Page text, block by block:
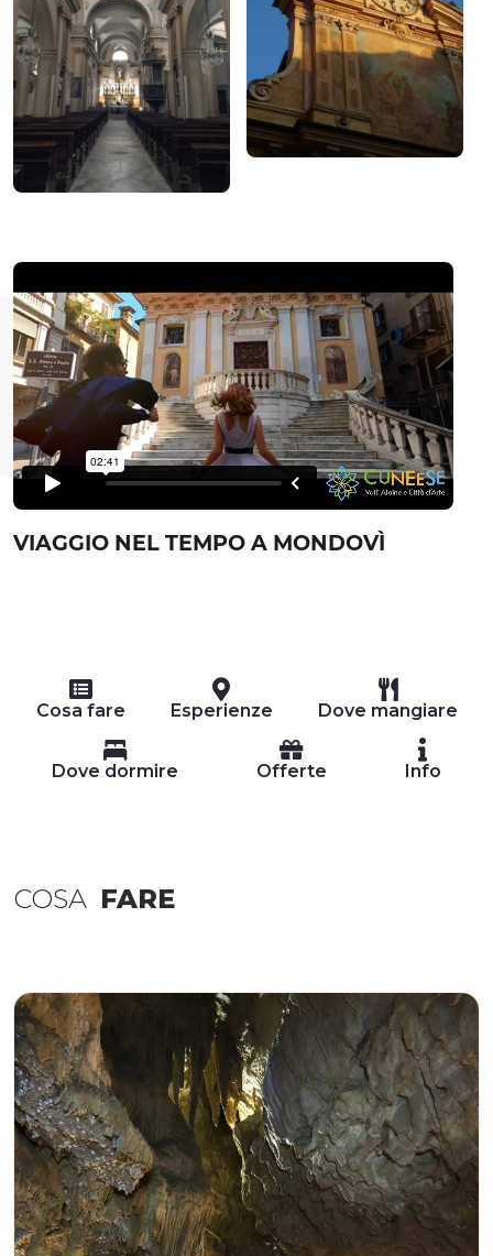
VIAGGIO NEL TEMPO A MONDOVÌ
Cosa fare Esperienze Dove mangiare
Dove dormire Offerte Info
COSA FARE